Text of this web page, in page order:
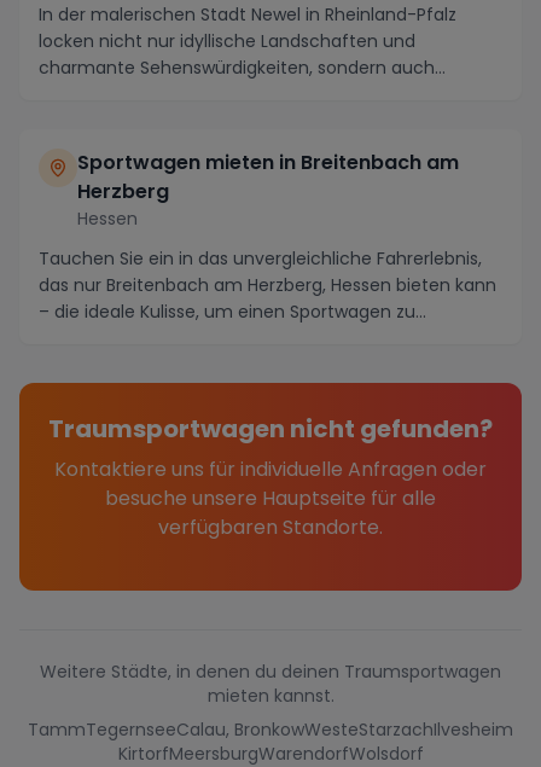
In der malerischen Stadt Newel in Rheinland-Pfalz
locken nicht nur idyllische Landschaften und
charmante Sehenswürdigkeiten, sondern auch
Sportwagen mieten in Breitenbach am
Herzberg
Hessen
Tauchen Sie ein in das unvergleichliche Fahrerlebnis,
das nur Breitenbach am Herzberg, Hessen bieten kann
– die ideale Kulisse, um einen Sportwagen zu...
Traumsportwagen nicht gefunden?
Kontaktiere uns für individuelle Anfragen oder
besuche unsere Hauptseite für alle
verfügbaren Standorte.
Weitere Städte, in denen du deinen Traumsportwagen
mieten kannst.
TammTegernseeCalau, BronkowWesteStarzachIlvesheim
KirtorfMeersburgWarendorfWolsdorf